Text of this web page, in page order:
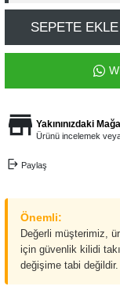
SEPETE EKLE
Yakınınızdaki
Ürünü incelemek
Paylaş
Önemli:
Değerli müşterimiz,
için güvenlik kilidi
değişime tabi değildir.